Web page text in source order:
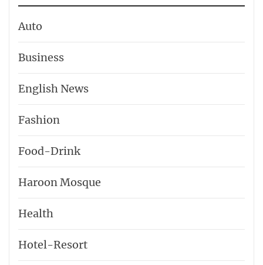
Auto
Business
English News
Fashion
Food-Drink
Haroon Mosque
Health
Hotel-​Resort